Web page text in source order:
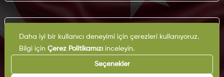
Künye
Reklam
İş Birliği
Arşiv
İletişim
KVKK
Çerez Politikası
Gizlilik Politikası
Daha iyi bir kullanıcı deneyimi için çerezleri kullanıyoruz.
Bilgi için Çerez Politikamızıinceleyin.
Seçenekler